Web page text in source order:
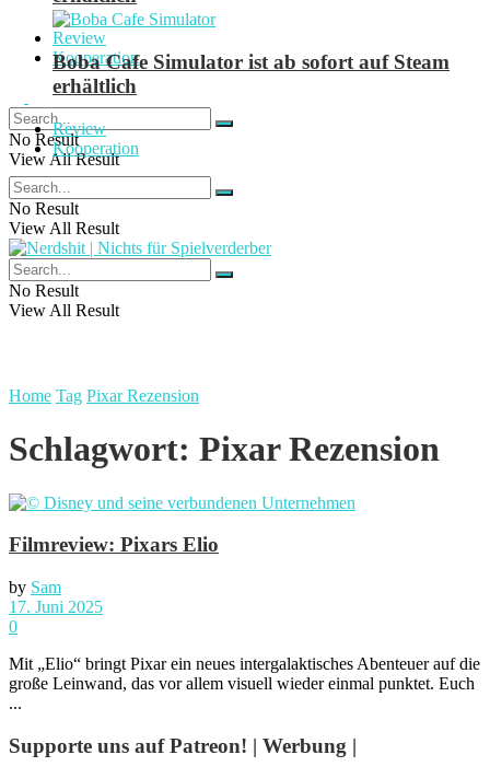
Review
Kooperation
No Result
View All Result
Boba Cafe Simulator ist ab sofort auf Steam
erhältlich
Review
Kooperation
No Result
View All Result
No Result
View All Result
Home Tag Pixar Rezension
Schlagwort: Pixar Rezension
Filmreview: Pixars Elio
by Sam
17. Juni 2025
0
Mit „Elio“ bringt Pixar ein neues intergalaktisches Abenteuer auf die
große Leinwand, das vor allem visuell wieder einmal punktet. Euch
...
Supporte uns auf Patreon! | Werbung |